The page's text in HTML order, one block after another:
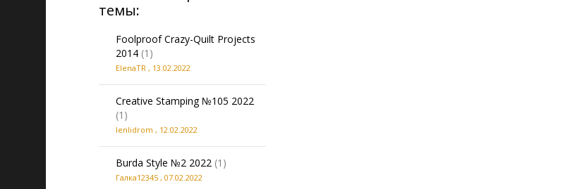
темы:
Foolproof Crazy-Quilt Projects
2014 (1)
ElenaTR , 13.02.2022
Creative Stamping №105 2022
(1)
lenlidrom , 12.02.2022
Burda Style №2 2022 (1)
Галка12345 , 07.02.2022